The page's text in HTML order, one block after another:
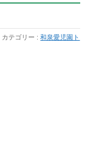
カテゴリー :和泉愛児園ト